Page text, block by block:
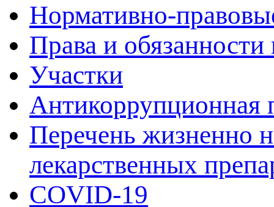
Нормативно-
Права и
Участки
Антикоррупционная
Перечень жизненно
лекарственных
COVID-19